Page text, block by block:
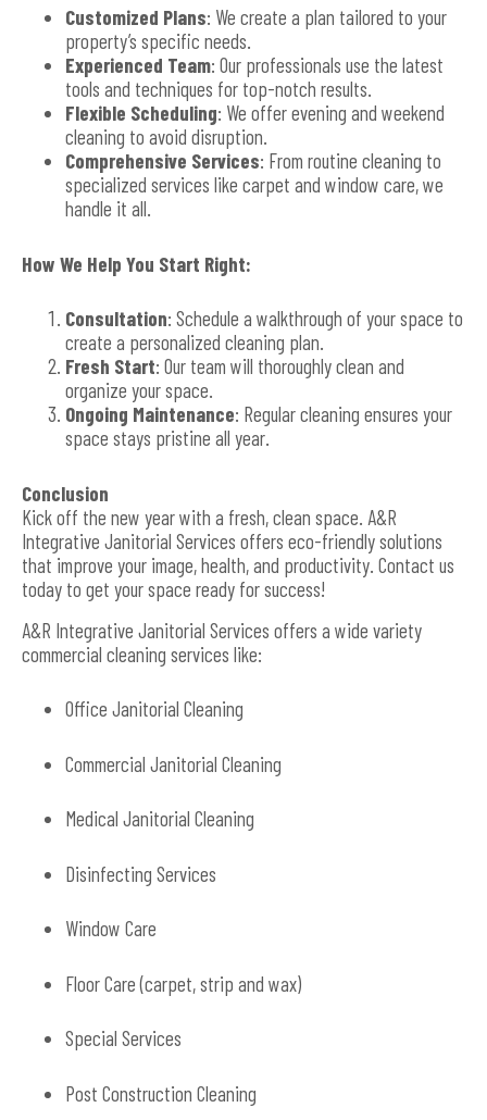
Customized Plans: We create a plan tailored to your
property’s specific needs.
Experienced Team: Our professionals use the latest
tools and techniques for top-notch results.
Flexible Scheduling: We offer evening and weekend
cleaning to avoid disruption.
Comprehensive Services: From routine cleaning to
specialized services like carpet and window care, we
handle it all.
How We Help You Start Right:
Consultation: Schedule a walkthrough of your space to
create a personalized cleaning plan.
Fresh Start: Our team will thoroughly clean and
organize your space.
Ongoing Maintenance: Regular cleaning ensures your
space stays pristine all year.
Conclusion
Kick off the new year with a fresh, clean space. A&R
Integrative Janitorial Services offers eco-friendly solutions
that improve your image, health, and productivity. Contact us
today to get your space ready for success!
A&R Integrative Janitorial Services offers a wide variety
commercial cleaning services like:
Office Janitorial Cleaning
Commercial Janitorial Cleaning
Medical Janitorial Cleaning
Disinfecting Services
Window Care
Floor Care (carpet, strip and wax)
Special Services
Post Construction Cleaning